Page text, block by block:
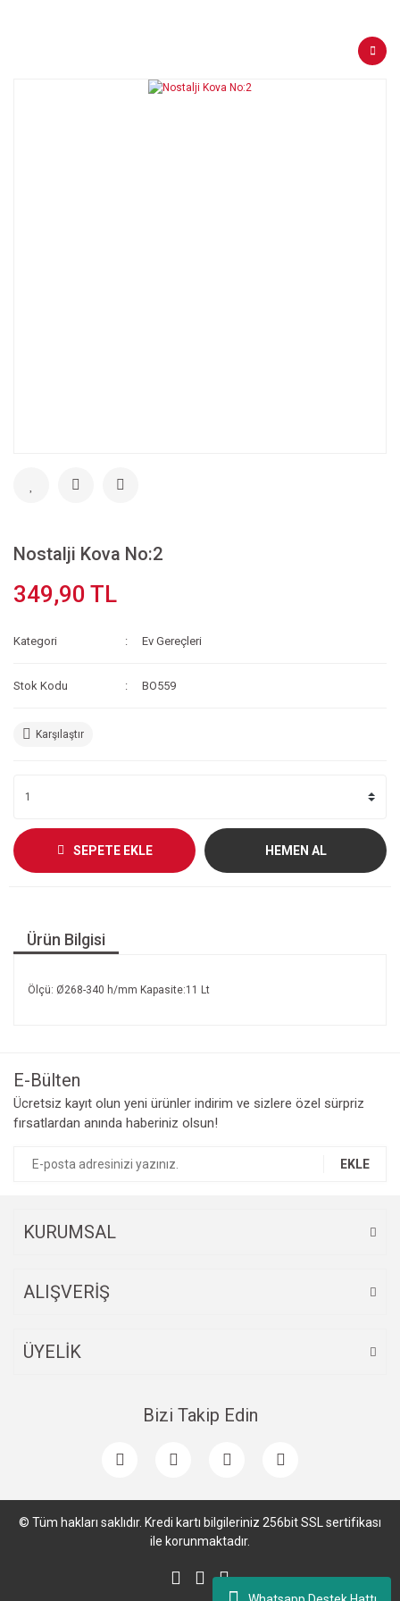
Nostalji Kova No:2
349,90 TL
Kategori Ev Gereçleri
Stok Kodu BO559
Karşılaştır
SEPETE EKLE HEMEN AL
Ürün Bilgisi
Ölçü: Ø268-340 h/mm Kapasite:11 Lt
E-Bülten
Ücretsiz kayıt olun yeni ürünler indirim ve sizlere özel sürpriz
fırsatlardan anında haberiniz olsun!
EKLE
KURUMSAL
ALIŞVERİŞ
ÜYELİK
Bizi Takip Edin
© Tüm hakları saklıdır. Kredi kartı bilgileriniz 256bit SSL sertifikası
ile korunmaktadır.